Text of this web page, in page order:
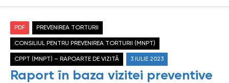
PDF PREVENIREA TORTURII
CONSILIUL PENTRU PREVENIREA TORTURII (MNPT)
CPPT (MNPT) – RAPOARTE DE VIZITĂ 3 IULIE 2023
Raport în baza vizitei preventive